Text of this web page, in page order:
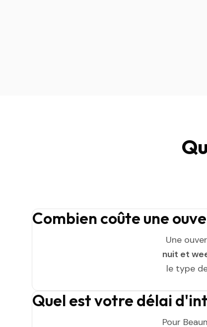
Combien coûte une
Une
nuit et
le type
Quel est votre délai
Pour